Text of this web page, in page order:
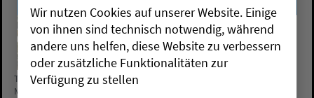
Titelseite der neuen Ausgabe von „horizont E - Das evangelische
Magazin im Oldenburger Land“.
Wir nutzen Cookies auf unserer Website. Einige
von ihnen sind technisch notwendig, während
andere uns helfen, diese Website zu verbessern
oder zusätzliche Funktionalitäten zur
Verfügung zu stellen